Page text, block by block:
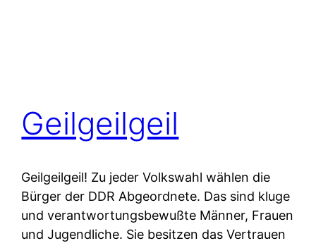
Geilgeilgeil
Geilgeilgeil! Zu jeder Volkswahl wählen die
Bürger der DDR Abgeordnete. Das sind kluge
und verantwortungsbewußte Männer, Frauen
und Jugendliche. Sie besitzen das Vertrauen